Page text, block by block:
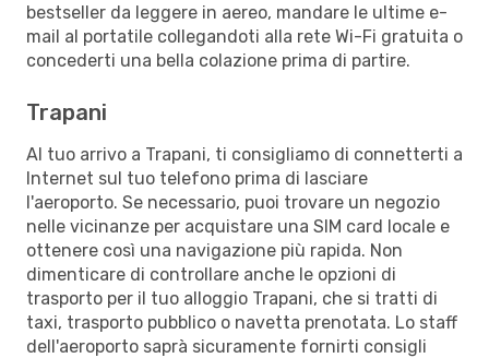
bestseller da leggere in aereo, mandare le ultime e-
mail al portatile collegandoti alla rete Wi-Fi gratuita o
concederti una bella colazione prima di partire.
Trapani
Al tuo arrivo a Trapani, ti consigliamo di connetterti a
Internet sul tuo telefono prima di lasciare
l'aeroporto. Se necessario, puoi trovare un negozio
nelle vicinanze per acquistare una SIM card locale e
ottenere così una navigazione più rapida. Non
dimenticare di controllare anche le opzioni di
trasporto per il tuo alloggio Trapani, che si tratti di
taxi, trasporto pubblico o navetta prenotata. Lo staff
dell'aeroporto saprà sicuramente fornirti consigli